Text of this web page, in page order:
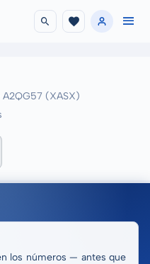
A2QG57 (XASX)
los números — antes que